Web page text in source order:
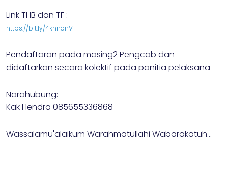
Link THB dan TF :
https://bit.ly/4knnonV
Pendaftaran pada masing2 Pengcab dan
didaftarkan secara kolektif pada panitia pelaksana
Narahubung:
Kak Hendra 085655336868
Wassalamu'alaikum Warahmatullahi Wabarakatuh...